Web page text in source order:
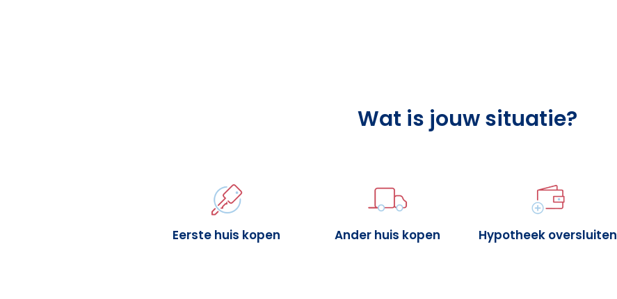
Wat is jouw situatie?
Eerste huis kopen Ander huis kopen Hypotheek oversluiten